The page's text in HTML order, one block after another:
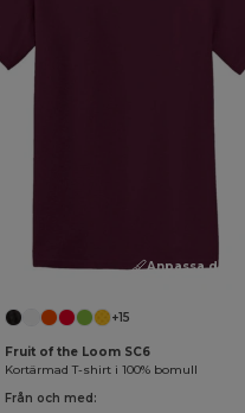
Anpassa det!
+15
Fruit of the Loom SC6
Kortärmad T-shirt i 100% bomull
Från och med: